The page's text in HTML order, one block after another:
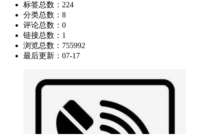
标签总数： 224
分类总数： 8
评论总数： 0
链接总数： 1
浏览总数： 755992
最后更新： 07-17